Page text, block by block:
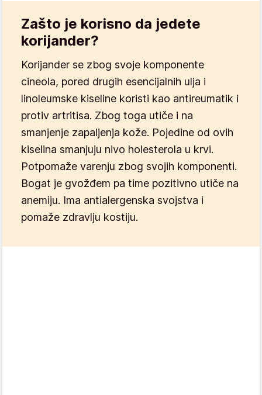
Zašto je korisno da jedete
korijander?
Korijander se zbog svoje komponente
cineola, pored drugih esencijalnih ulja i
linoleumske kiseline koristi kao antireumatik i
protiv artritisa. Zbog toga utiče i na
smanjenje zapaljenja kože. Pojedine od ovih
kiselina smanjuju nivo holesterola u krvi.
Potpomaže varenju zbog svojih komponenti.
Bogat je gvožđem pa time pozitivno utiče na
anemiju. Ima antialergenska svojstva i
pomaže zdravlju kostiju.